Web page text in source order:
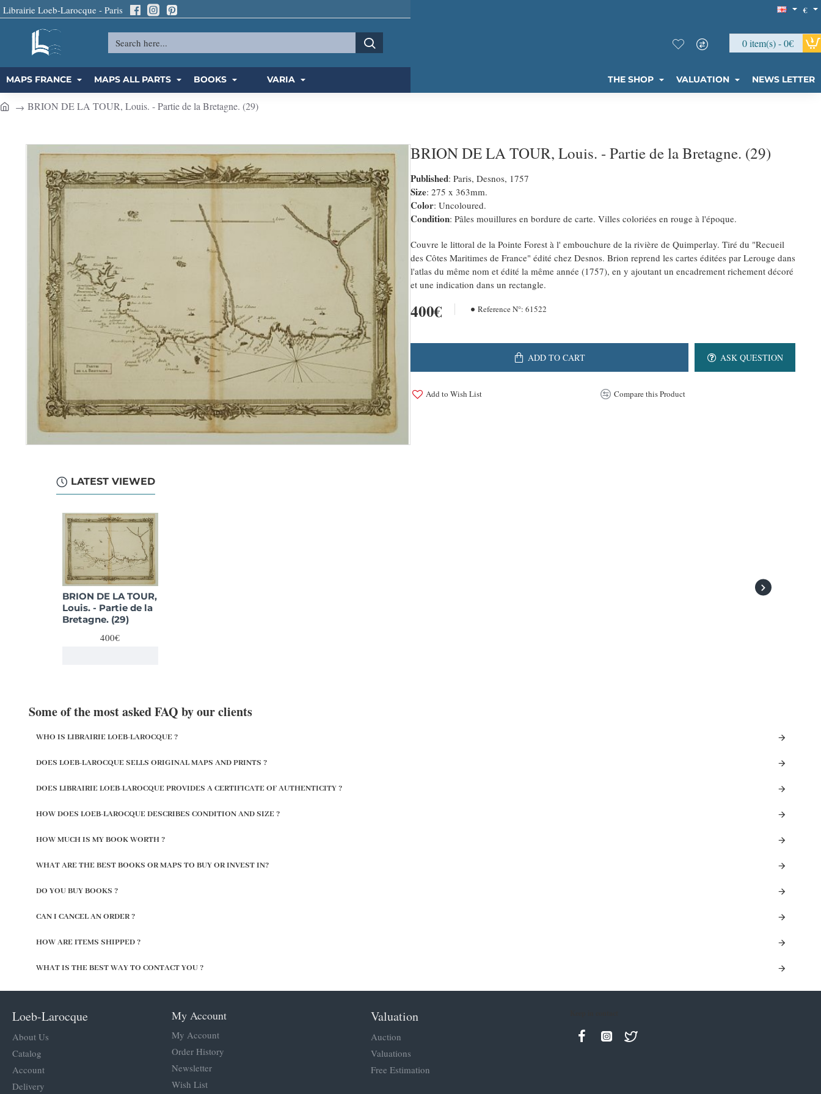
Librairie Loeb-Larocque - Paris €
Search
0 item(s) - 0€
MAPS FRANCE MAPS ALL PARTS BOOKS VARIA THE SHOP VALUATION NEWS LETTER
BRION DE LA TOUR, Louis. - Partie de la Bretagne. (29)
BRION DE LA TOUR, Louis. - Partie de la Bretagne. (29)
Published: Paris, Desnos, 1757
Size: 275 x 363mm.
Color: Uncoloured.
Condition: Pâles mouillures en bordure de carte. Villes coloriées en rouge à l'époque.
Couvre le littoral de la Pointe Forest à l' embouchure de la rivière de Quimperlay. Tiré du "Recueil
des Côtes Maritimes de France" édité chez Desnos. Brion reprend les cartes éditées par Lerouge dans
l'atlas du même nom et édité la même année (1757), en y ajoutant un encadrement richement décoré
et une indication dans un rectangle.
400€ Reference N°: 61522
ADD TO CART ASK QUESTION
Add to Wish List Compare this Product
LATEST VIEWED
BRION DE LA TOUR,
Louis. - Partie de la
Bretagne. (29)
400€
Some of the most asked FAQ by our clients
WHO IS LIBRAIRIE LOEB-LAROCQUE ?
DOES LOEB-LAROCQUE SELLS ORIGINAL MAPS AND PRINTS ?
DOES LIBRAIRIE LOEB-LAROCQUE PROVIDES A CERTIFICATE OF AUTHENTICITY ?
HOW DOES LOEB-LAROCQUE DESCRIBES CONDITION AND SIZE ?
HOW MUCH IS MY BOOK WORTH ?
WHAT ARE THE BEST BOOKS OR MAPS TO BUY OR INVEST IN?
DO YOU BUY BOOKS ?
CAN I CANCEL AN ORDER ?
HOW ARE ITEMS SHIPPED ?
WHAT IS THE BEST WAY TO CONTACT YOU ?
Loeb-Larocque
About Us
Catalog
Account
Delivery
My Account
My Account
Order History
Newsletter
Wish List
Valuation
Auction
Valuations
Free Estimation